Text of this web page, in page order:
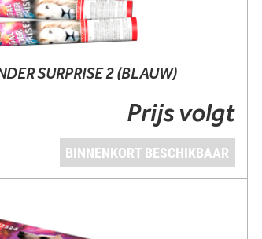
SURPRISE 2 (BLAUW)
Prijs volgt
BINNENKORT BESCHIKBAAR